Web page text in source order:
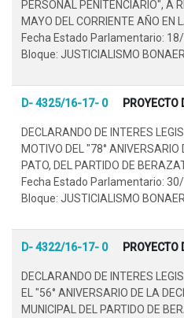
PERSONAL PENITENCIARIO", A
MAYO DEL CORRIENTE AÑO EN
Fecha Estado Parlamentario:
Bloque: JUSTICIALISMO
D- 4325/16-17- 0 PROYECTO
DECLARANDO DE INTERES
MOTIVO DEL "78° ANIVERSARIO
PATO, DEL PARTIDO DE
Fecha Estado Parlamentario:
Bloque: JUSTICIALISMO
D- 4322/16-17- 0 PROYECTO
DECLARANDO DE INTERES
EL "56° ANIVERSARIO DE LA
MUNICIPAL DEL PARTIDO DE